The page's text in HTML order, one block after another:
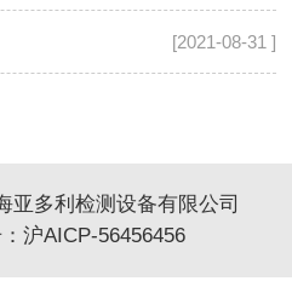
[2021-08-31 ]
亚多利检测设备有限公司
沪AICP-56456456